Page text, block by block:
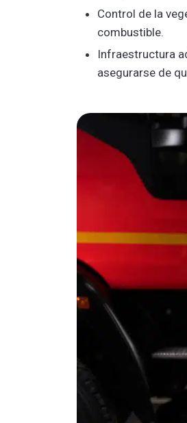
Control de la
combustible.
Infraestructura
asegurarse de